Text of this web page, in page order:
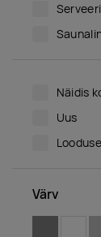
Näidis
Uus
Värv